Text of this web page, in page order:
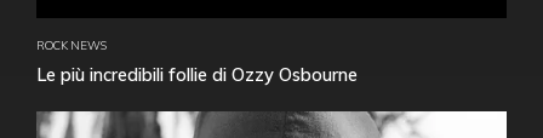
ROCK NEWS
Le più incredibili follie di Ozzy Osbourne